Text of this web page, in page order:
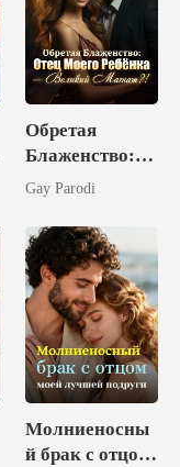
Обретая
Блаженство:
Отец Моего
Великий
Магнат?!
Gay Parodi
Молниеносны
й брак с отцом